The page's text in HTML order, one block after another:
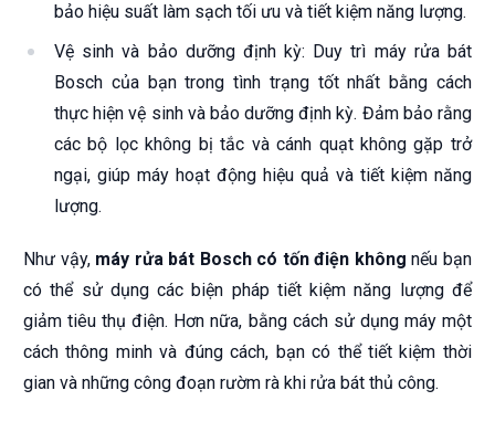
bảo hiệu suất làm sạch tối ưu và tiết kiệm năng lượng.
Vệ sinh và bảo dưỡng định kỳ: Duy trì máy rửa bát
Bosch của bạn trong tình trạng tốt nhất bằng cách
thực hiện vệ sinh và bảo dưỡng định kỳ. Đảm bảo rằng
các bộ lọc không bị tắc và cánh quạt không gặp trở
ngại, giúp máy hoạt động hiệu quả và tiết kiệm năng
lượng.
Như vậy, máy rửa bát Bosch có tốn điện không nếu bạn
có thể sử dụng các biện pháp tiết kiệm năng lượng để
giảm tiêu thụ điện. Hơn nữa, bằng cách sử dụng máy một
cách thông minh và đúng cách, bạn có thể tiết kiệm thời
gian và những công đoạn rườm rà khi rửa bát thủ công.